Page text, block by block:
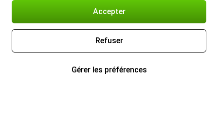
Accepter
Refuser
Gérer les préférences